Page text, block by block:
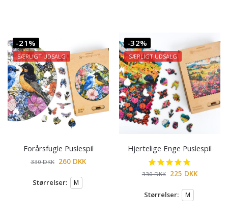
-21%
SÆRLIGT UDSALG
Forårsfugle Puslespil
330DKK 260 DKK
Størrelser: M
-32%
SÆRLIGT UDSALG
Hjertelige Enge Puslespil
330DKK 225 DKK
Størrelser: M